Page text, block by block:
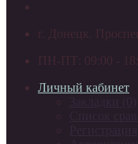
г. Донецк.
ПН-ПТ: 09:00 -
Личный кабинет